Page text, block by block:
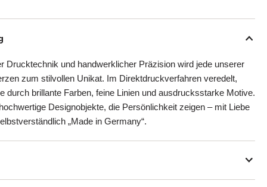
Drucktechnik und handwerklicher Präzision wird jede unserer
zum stilvollen Unikat. Im Direktdruckverfahren veredelt,
durch brillante Farben, feine Linien und ausdrucksstarke Motive.
Designobjekte, die Persönlichkeit zeigen – mit Liebe
„Made in Germany“.